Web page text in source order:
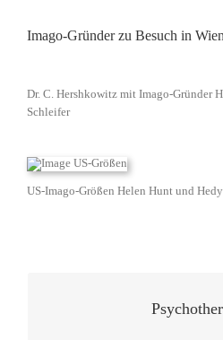
Imago-Gründer zu Besuch in Wien
Dr. C. Hershkowitz mit Imago-Gründer
Schleifer
US-Imago-Größen Helen Hunt und